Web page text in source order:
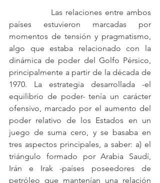
países estuvieron marcadas por
momentos de tensión y pragmatismo,
algo que estaba relacionado con la
dinámica de poder del Golfo Pérsico,
principalmente a partir de la década de
1970. La estrategia desarrollada -el
equilibrio de poder- tenía un carácter
ofensivo, marcado por el aumento del
poder relativo de los Estados en un
juego de suma cero, y se basaba en
tres aspectos principales, a saber: a) el
triángulo formado por Arabia Saudí,
Irán e Irak -países poseedores de
petróleo que mantenían una relación